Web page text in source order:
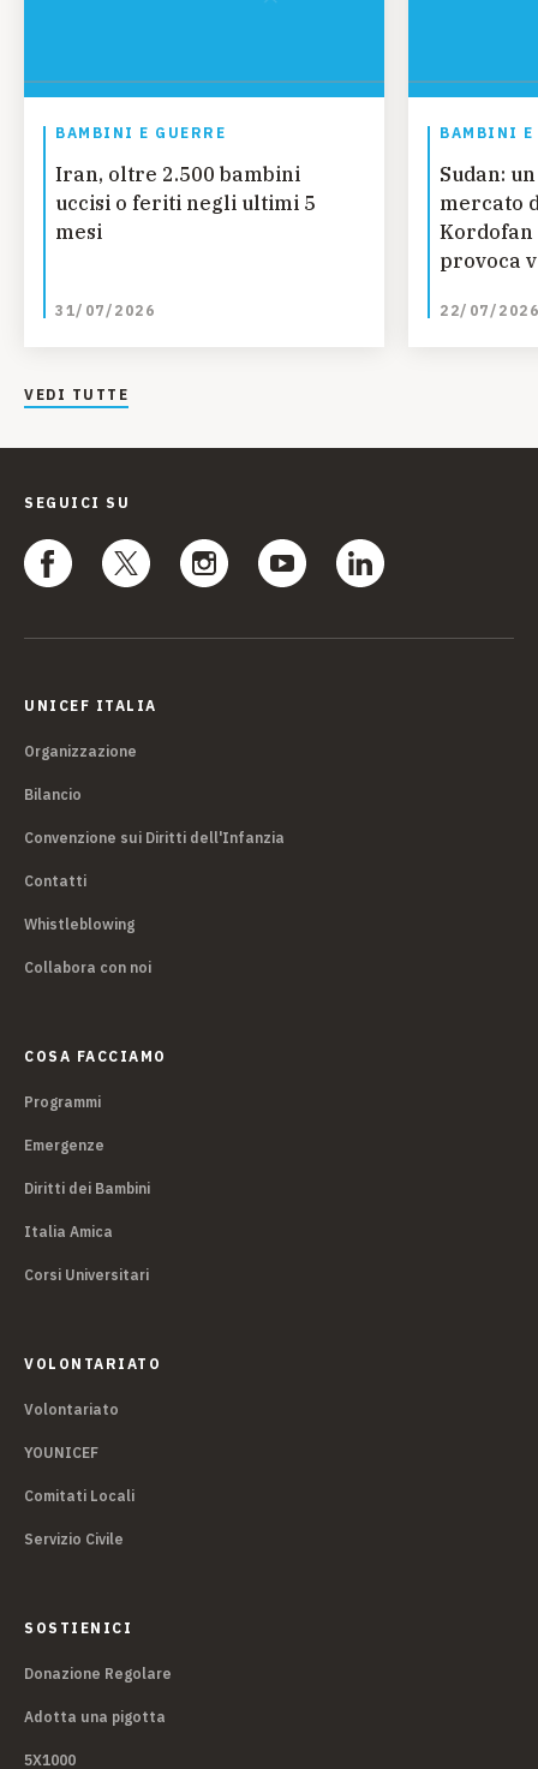
BAMBINI E GUERRE
Iran, oltre 2.500 bambini
uccisi o feriti negli ultimi 5
mesi
31/07/2026
BAMBINI E
Sudan:
mercato
provoca
22/07/2026
VEDI TUTTE
SEGUICI SU
UNICEF ITALIA
Organizzazione
Bilancio
Convenzione sui Diritti dell'Infanzia
Contatti
Whistleblowing
Collabora con noi
COSA FACCIAMO
Programmi
Emergenze
Diritti dei Bambini
Italia Amica
Corsi Universitari
VOLONTARIATO
Volontariato
YOUNICEF
Comitati Locali
Servizio Civile
SOSTIENICI
Donazione Regolare
Adotta una pigotta
5X1000